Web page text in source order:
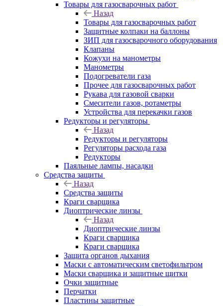
Товары для газосварочных работ
Назад
Товары для газосварочных работ
Защитные колпаки на баллоны
ЗИП для газосварочного оборудования
Клапаны
Кожухи на манометры
Манометры
Подогреватели газа
Прочее для газосварочных работ
Рукава для газовой сварки
Смесители газов, ротаметры
Устройства для перекачки газов
Редукторы и регуляторы
Назад
Редукторы и регуляторы
Регуляторы расхода газа
Редукторы
Паяльные лампы, насадки
Средства защиты
Назад
Средства защиты
Краги сварщика
Диоптрические линзы
Назад
Диоптрические линзы
Краги сварщика
Краги сварщика
Защита органов дыхания
Маски с автоматическим светофильтром
Маски сварщика и защитные щитки
Очки защитные
Перчатки
Пластины защитные